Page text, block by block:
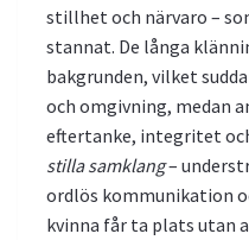
stillhet och närvaro –
stannat. De långa
bakgrunden, vilket
och omgivning, medan
eftertanke, integritet
stilla samklang–
ordlös kommunikation
kvinna får ta plats utan